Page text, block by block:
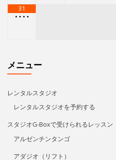
31
• • • •
メニュー
レンタルスタジオ
レンタルスタジオを予約する
スタジオG-Boxで受けられるレッスン
アルゼンチンタンゴ
アダジオ（リフト）